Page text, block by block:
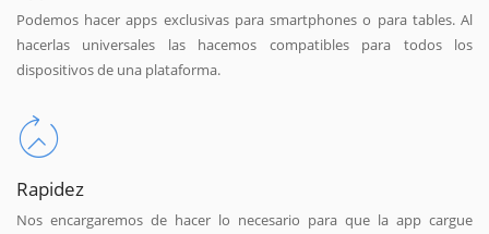
Podemos hacer apps exclusivas para smartphones o para tables. Al
hacerlas universales las hacemos compatibles para todos los
dispositivos de una plataforma.
Rapidez
Nos encargaremos de hacer lo necesario para que la app cargue